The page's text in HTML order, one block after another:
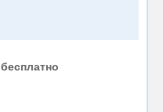
бесплатно